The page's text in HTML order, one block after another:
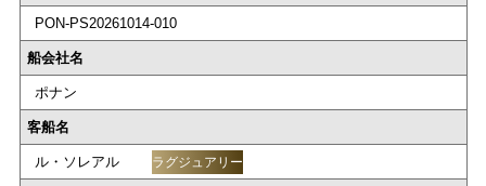
PON-PS20261014-010
船会社名
ポナン
客船名
ル・ソレアル ラグジュアリー